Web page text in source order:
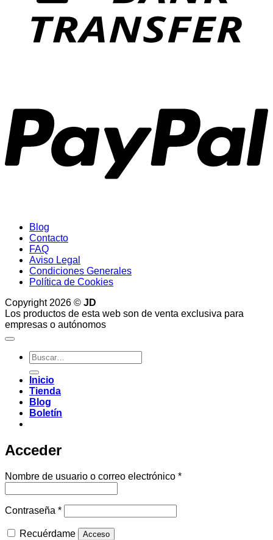
Blog
Contacto
FAQ
Aviso Legal
Condiciones Generales
Política de Cookies
Copyright 2026 © JD
Los productos de esta web son de venta exclusiva para
empresas o autónomos
Buscar
por:
Inicio
Tienda
Blog
Boletín
Acceder
Nombre de usuario o correo electrónico *Obligatorio
Contraseña *Obligatorio
Recuérdame Acceso